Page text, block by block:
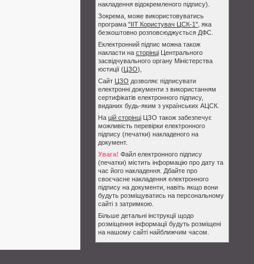
накладення відокремленого підпису).
Зокрема, може використовуватись
програма "ІІТ Користувач ЦСК-1" , яка
безкоштовно розповсюджується ДФС.
Еклектронний підпис можна також
накласти на сторінці Центрального
засвідчувального органу Міністерства
юстиції (ЦЗО),
Сайт ЦЗО дозволяє підписувати
електронні документи з використанням
сертифікатів електронного підпису,
виданих будь-яким з українських АЦСК.
На цій сторінці ЦЗО також забезпечує
можливість перевірки електронного
підпису (печатки) накладеного на
документ.
Увага! Файл електронного підпису
(печатки) містить інформацію про дату та
час його накладення. Дбайте про
своєчасне накладення електронного
підпису на документи, навіть якщо вони
будуть розміщуватись на персональному
сайті з затримкою.
Більше детальні інструкції щодо
розміщення інформації будуть розміщені
на нашому сайті найближчим часом.